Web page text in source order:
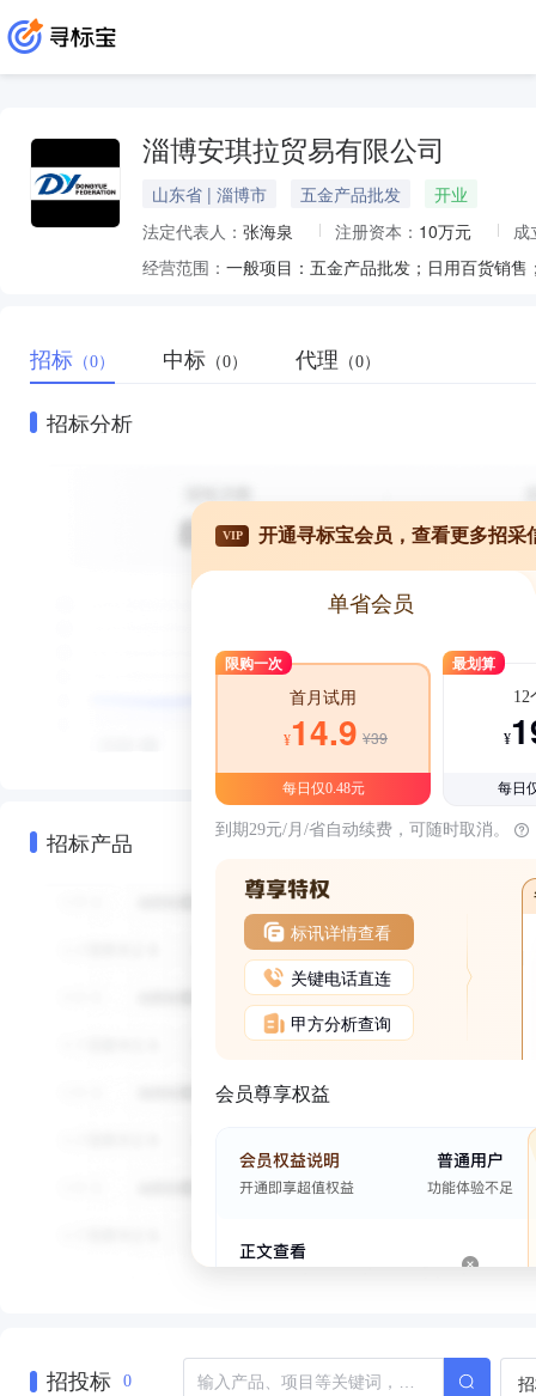
淄博安琪拉贸易有限公司
山东省 | 淄博市 五金产品批发
开业
法定代表人： 张海泉 注册资本： 10万元
成
经营范围： 一般项目：五金产品批发；日用百货销
招标 （0） 中标 （0） 代理 （0）
招标分析
招标产品
VIP 开通寻标宝会员，查看更多招采
单省会员
限购一次
首月试用
¥14.9 ¥39
每日仅0.48元
最划算
12
¥
每日
到期29元/月/省自动续费，可随时取消。
标讯详情查看
关键电话直连
甲方分析查询
会员尊享权益
招投标 0